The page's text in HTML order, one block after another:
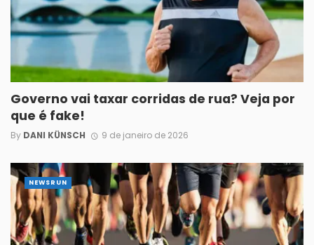
Governo vai taxar corridas de rua? Veja por
que é fake!
By DANI KÜNSCH 9 de janeiro de 2026
NEWSRUN